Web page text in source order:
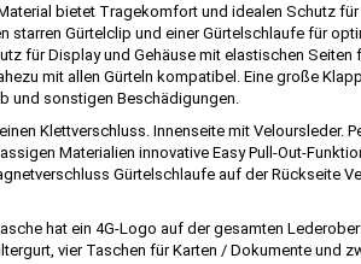
bietet Tragekomfort und idealen Schutz
starren Gürtelclip und einer Gürtelschlaufe für
für Display und Gehäuse mit elastischen Seiten
mit allen Gürteln kompatibel. Eine große
und sonstigen Beschädigungen.
Klettverschluss. Innenseite mit Veloursleder.
Materialien innovative Easy Pull-Out-
Gürtelschlaufe auf der Rückseite
hat ein 4G-Logo auf der gesamten
vier Taschen für Karten / Dokumente und